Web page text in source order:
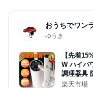
おうちでワン
ゆうき
【先着
W ハイパ
調理器具
ータマリ
楽天市場